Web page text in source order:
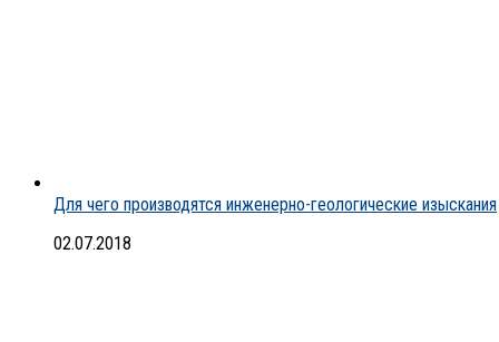
Для чего производятся инженерно-геологические изыскания
02.07.2018